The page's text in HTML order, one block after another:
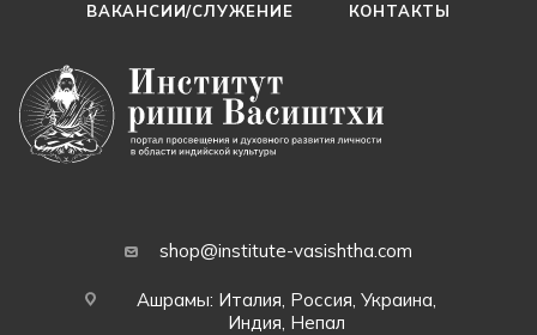
ВАКАНСИИ/СЛУЖЕНИЕ КОНТАКТЫ
shop@institute-vasishtha.com
Ашрамы: Италия, Россия, Украина,
Индия, Непал